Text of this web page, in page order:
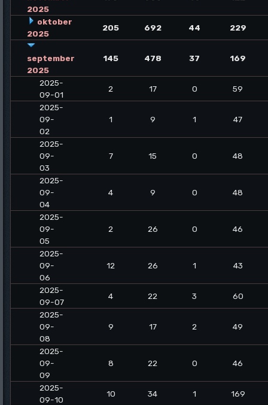
2025
oktober
2025
205 692 44 229
september
2025
145 478 37 169
2025-
09-01
2 17 0
59
2025-
09-
02
1 9 1 47
2025-
09-
03
7 15 0 48
2025-
09-
04
4 9 0 48
2025-
09-
05
2 26 0 46
2025-
09-
06
12 26 1 43
2025-
09-07
4 22 3
60
2025-
09-
08
9 17 2 49
2025-
09-
09
8 22 0 46
2025-
09-10
10 34 1
169